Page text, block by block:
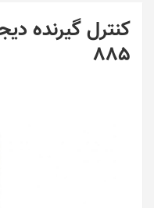
885